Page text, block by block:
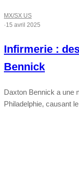
MX/SX US
·15 avril 2025
Infirmerie :
Bennick
Daxton Bennick a une
Philadelphie, causant